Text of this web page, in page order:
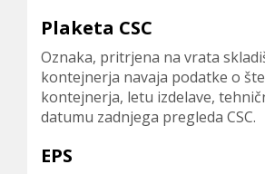
Plaketa CSC
Oznaka, pritrjena na vrata
kontejnerja navaja podatke o
kontejnerja, letu izdelave,
datumu zadnjega pregleda CSC.
EPS